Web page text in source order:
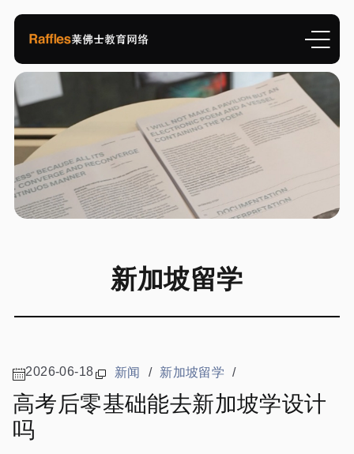
新加坡留学
2026-06-18 新闻 / 新加坡留学 /
高考后零基础能去新加坡学设计
吗